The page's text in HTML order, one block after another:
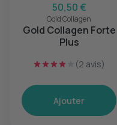
50,50 €
Gold Collagen
Gold Collagen Forte
Plus
(2 avis)
Ajouter